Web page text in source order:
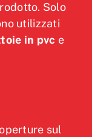
Solo
utilizzati
in pvc e
sul